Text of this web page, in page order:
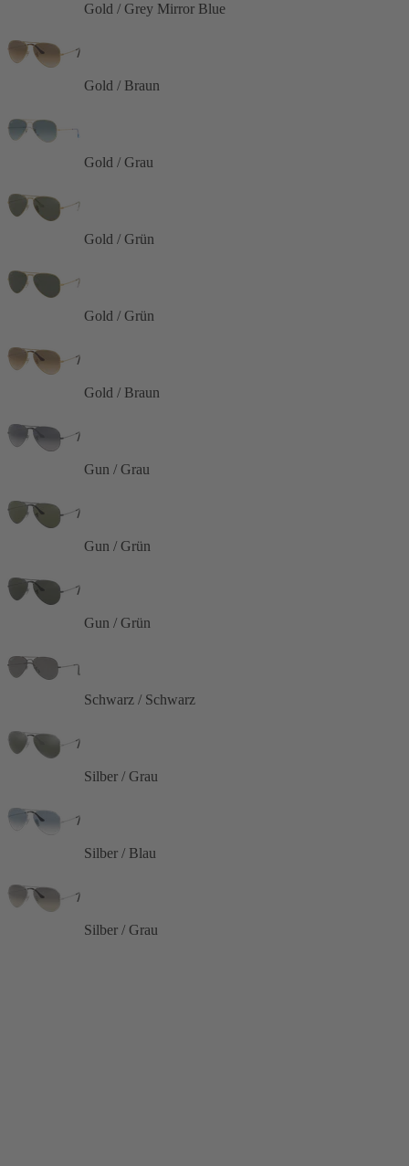
Gold / Grey Mirror Blue
Gold / Braun
Gold / Grau
Gold / Grün
Gold / Grün
Gold / Braun
Gun / Grau
Gun / Grün
Gun / Grün
Schwarz / Schwarz
Silber / Grau
Silber / Blau
Silber / Grau